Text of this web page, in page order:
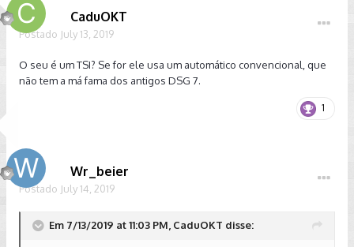
CaduOKT
Postado July 13, 2019
O seu é um TSI? Se for ele usa um automático convencional, que
não tem a má fama dos antigos DSG 7.
1
Wr_beier
Postado July 14, 2019
Em 7/13/2019 at 11:03 PM, CaduOKT disse: